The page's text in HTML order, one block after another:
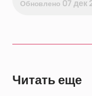
Обновлено 07 дек
Читать еще